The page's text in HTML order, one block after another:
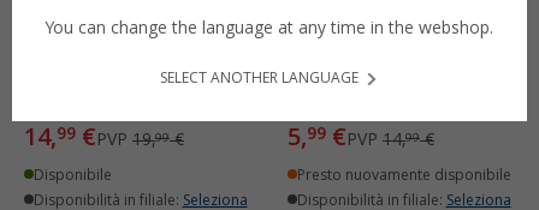
14,99 €PVP 19,99€
Disponibile
Disponibilità in filiale: Seleziona
per lettini e sedie
5,99 €PVP 14,99€
Presto nuovamente disponibile
Disponibilità in filiale: Seleziona
You can change the language at any time in the webshop.
SELECT ANOTHER LANGUAGE